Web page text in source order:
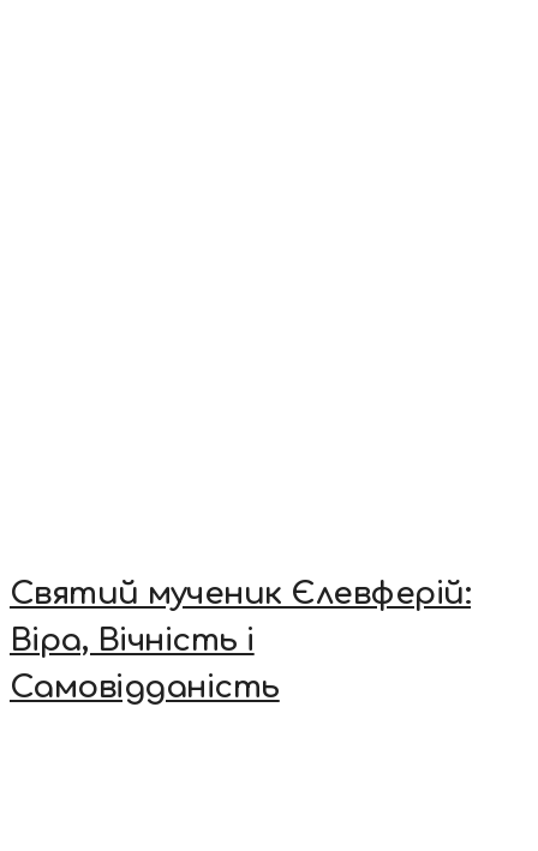
Святий мученик Єлевферій:
Віра, Вічність і
Самовідданість